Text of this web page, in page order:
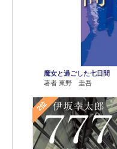
魔女と過ごした七日間
著者 東野 圭吾
2位